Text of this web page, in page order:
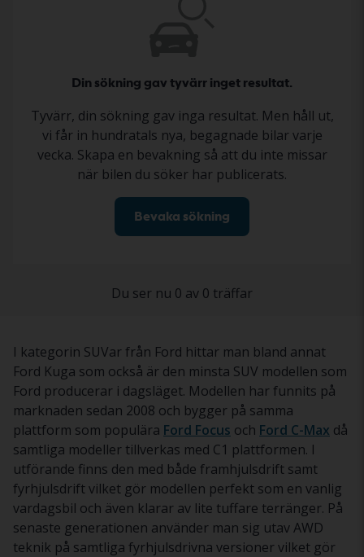
Din sökning gav tyvärr inget resultat.
Tyvärr, din sökning gav inga resultat. Men håll ut,
vi får in hundratals nya, begagnade bilar varje
vecka. Skapa en bevakning så att du inte missar
när bilen du söker har publicerats.
Bevaka sökning
Du ser nu 0 av 0 träffar
I kategorin SUVar från Ford hittar man bland annat
Ford Kuga som också är den minsta SUV modellen som
Ford producerar i dagsläget. Modellen har funnits på
marknaden sedan 2008 och bygger på samma
plattform som populära Ford Focus och Ford C-Max då
samtliga modeller tillverkas med C1 plattformen. I
utförande finns den med både framhjulsdrift samt
fyrhjulsdrift vilket gör modellen perfekt som en vanlig
vardagsbil och även klarar av lite tuffare terränger. På
senaste generationen använder man sig utav AWD
teknik på samtliga fyrhjulsdrivna versioner vilket gör